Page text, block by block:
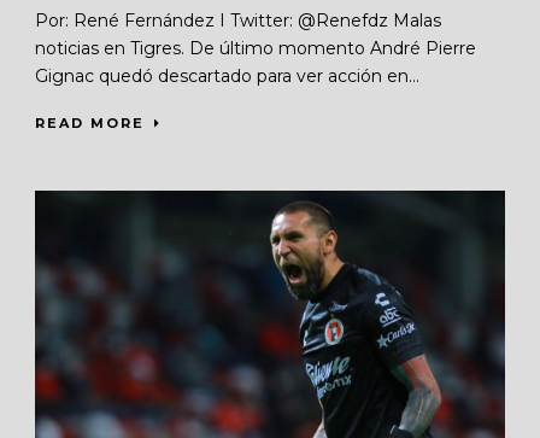
Por: René Fernández I Twitter: @Renefdz Malas
noticias en Tigres. De último momento André Pierre
Gignac quedó descartado para ver acción en...
READ MORE